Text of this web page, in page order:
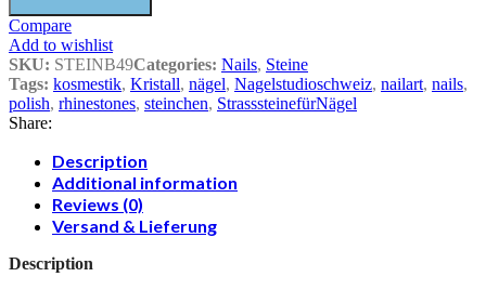
Compare
Add to wishlist
SKU: STEINB49Categories: Nails, Steine
Tags: kosmestik, Kristall, nägel, Nagelstudioschweiz, nailart, nails,
polish, rhinestones, steinchen, StrasssteinefürNägel
Share:
Description
Additional information
Reviews (0)
Versand & Lieferung
Description